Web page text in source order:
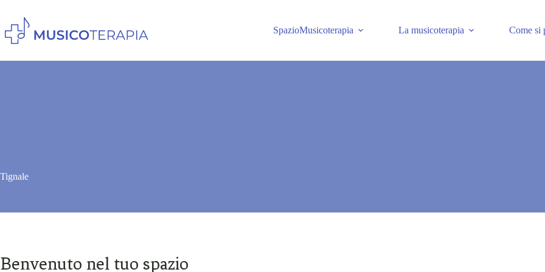
contenuto
SpazioMusicoterapia La musicoterapia Come si
Tignale
Benvenuto nel tuo spazio